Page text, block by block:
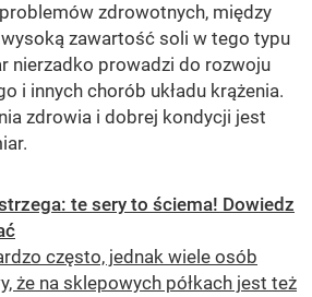
zdrowotnych, między
zawartość soli w tego typu
nierzadko prowadzi do rozwoju
i innych chorób układu krążenia.
zdrowia i dobrej kondycji jest
te sery to ściema! Dowiedz
często, jednak wiele osób
że na sklepowych półkach jest też